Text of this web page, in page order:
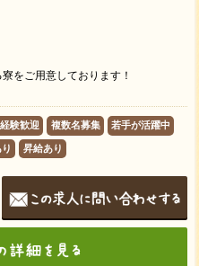
をご用意しております！
験歓迎 複数名募集 若手が活躍中
昇給あり